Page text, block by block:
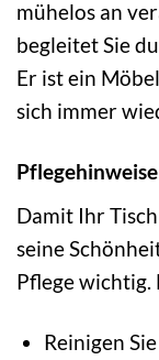
mühelos an
begleitet Sie
Er ist ein
sich immer
Damit Ihr
seine
Pflege wichtig.
Reinigen